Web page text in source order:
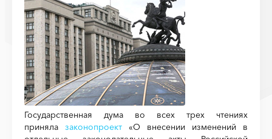
Государственная дума во всех трех чтениях
приняла законопроект «О внесении изменений в